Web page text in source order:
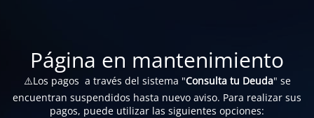
Página en mantenimiento
⚠️Los pagos a través del sistema "Consulta tu Deuda" se
encuentran suspendidos hasta nuevo aviso. Para realizar sus
pagos, puede utilizar las siguientes opciones: